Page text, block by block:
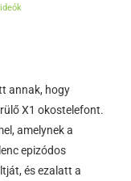
annak, hogy
X1 okostelefont.
amelynek a
epizódos
és ezalatt a